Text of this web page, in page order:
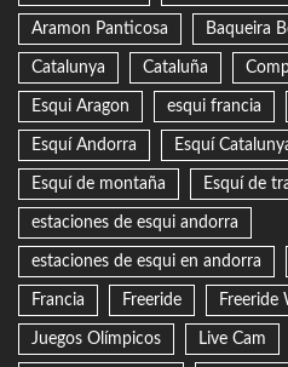
Aramon Panticosa Baqueira
Catalunya Cataluña
Esqui Aragon esqui francia
Esquí Andorra Esquí
Esquí de montaña Esquí de
estaciones de esqui andorra
estaciones de esqui en andorra
Francia Freeride Freeride
Juegos Olímpicos Live Cam